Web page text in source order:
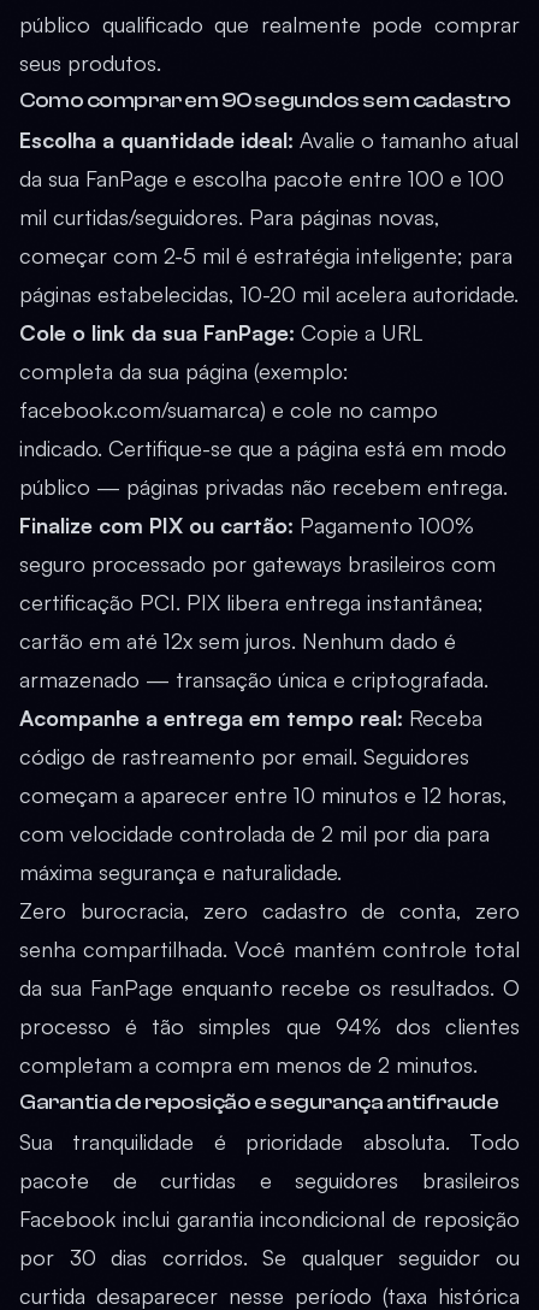
público qualificado que realmente pode comprar
seus produtos.
Como comprar em 90 segundos sem cadastro
Escolha a quantidade ideal: Avalie o tamanho atual
da sua FanPage e escolha pacote entre 100 e 100
mil curtidas/seguidores. Para páginas novas,
começar com 2-5 mil é estratégia inteligente; para
páginas estabelecidas, 10-20 mil acelera autoridade.
Cole o link da sua FanPage: Copie a URL
completa da sua página (exemplo:
facebook.com/suamarca) e cole no campo
indicado. Certifique-se que a página está em modo
público — páginas privadas não recebem entrega.
Finalize com PIX ou cartão: Pagamento 100%
seguro processado por gateways brasileiros com
certificação PCI. PIX libera entrega instantânea;
cartão em até 12x sem juros. Nenhum dado é
armazenado — transação única e criptografada.
Acompanhe a entrega em tempo real: Receba
código de rastreamento por email. Seguidores
começam a aparecer entre 10 minutos e 12 horas,
com velocidade controlada de 2 mil por dia para
máxima segurança e naturalidade.
Zero burocracia, zero cadastro de conta, zero
senha compartilhada. Você mantém controle total
da sua FanPage enquanto recebe os resultados. O
processo é tão simples que 94% dos clientes
completam a compra em menos de 2 minutos.
Garantia de reposição e segurança antifraude
Sua tranquilidade é prioridade absoluta. Todo
pacote de curtidas e seguidores brasileiros
Facebook inclui garantia incondicional de reposição
por 30 dias corridos. Se qualquer seguidor ou
curtida desaparecer nesse período (taxa histórica